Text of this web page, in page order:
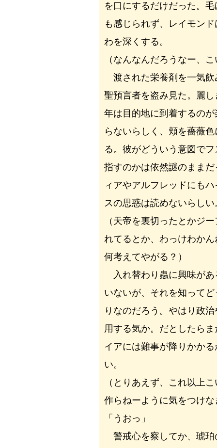
を口にするだけだった。
も感じられず、レイモン
わを深くする。
（なんなんだろうなー、
渡された栄養剤を一気飲
聖預言者を盗み見た。麗
年は目的地に到着するの
らないらしく、頬を薔薇
る。彼がどういう意図で
指すのかは依然謎のまま
ィアやアルフレッドにも
スの思惑は読めないらしい
（天帝を裏切ったとかジ
れてるとか、わっけわか
何考えてやがる？）
入れ替わり蟲に興味があ
いないが、それを知って
りなのだろう。やはり政
用する気か。だとしたら
イアには難事が降りかか
い。
（とりあえず、これ以上
作らねーように気をつけ
「うおっ」
警戒心を察してか、琥珀